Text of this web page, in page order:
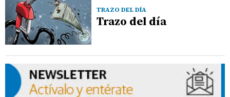
TRAZO DEL DÍA
Trazo del día